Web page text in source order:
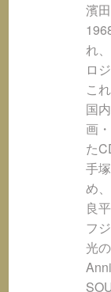
濱
れ
ロ
こ
国
画
た
手
め
良
フ
光